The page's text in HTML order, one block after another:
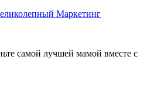
Маркетинг
самой лучшей мамой вместе с